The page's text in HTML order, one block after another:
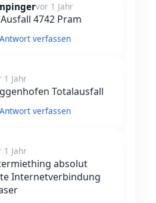
vor 1 Jahr
4742 Pram
Antwort verfassen
1 Jahr
Totalausfall
Antwort verfassen
1 Jahr
absolut
Internetverbindung